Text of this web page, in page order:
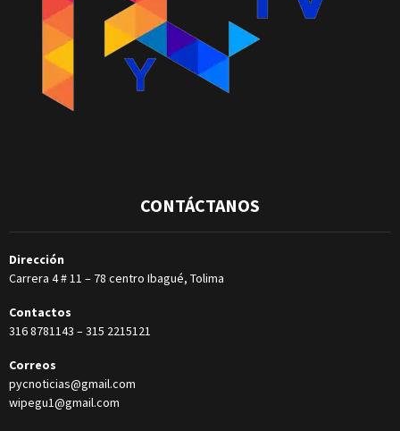
CONTÁCTANOS
Dirección
Carrera 4 # 11 – 78 centro Ibagué, Tolima
Contactos
316 8781143 –315 2215121
Correos
pycnoticias@gmail.com
wipegu1@gmail.com